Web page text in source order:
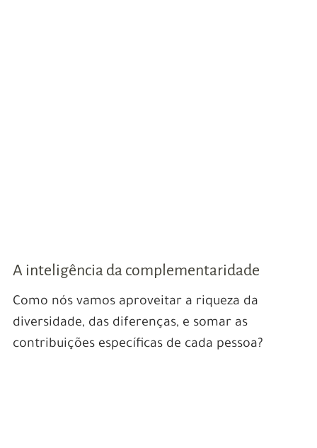
A inteligência da complementaridade
Como nós vamos aproveitar a riqueza da
diversidade, das diferenças, e somar as
contribuições específicas de cada pessoa?